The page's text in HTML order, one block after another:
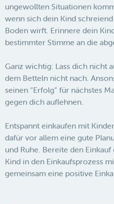
ungewollten Situationen
wenn sich dein Kind
Boden wirft. Erinnere dein
bestimmter Stimme an die
Ganz wichtig: Lass dich nicht
dem Betteln nicht nach.
seinen “Erfolg” für nächstes
gegen dich auflehnen.
Entspannt einkaufen mit
dafür vor allem eine gute
und Ruhe. Bereite den
Kind in den Einkaufsprozess
gemeinsam eine positive